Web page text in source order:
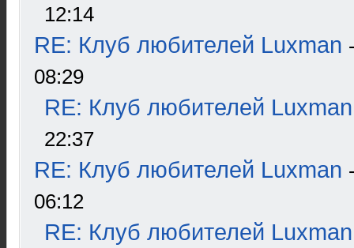
12:14
RE: Клуб любителей Luxman
08:29
RE: Клуб любителей Luxman
22:37
RE: Клуб любителей Luxman
06:12
RE: Клуб любителей Luxman